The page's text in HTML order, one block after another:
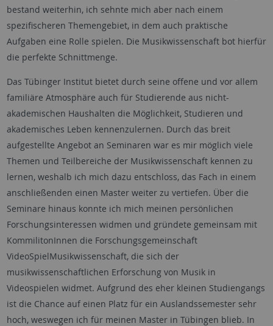
bestand weiterhin, ich sehnte mich aber nach einem
spezifischeren Themengebiet, in dem auch praktische
Aufgaben eine Rolle spielen. Die Musikwissenschaft bot hierfür
die perfekte Schnittmenge.
Das Tübinger Institut bietet durch seine offene und vor allem
familiäre Atmosphäre auch für Studierende aus nicht-
akademischen Haushalten die Möglichkeit, Studieren und
akademisches Leben kennenzulernen. Durch das breit
aufgestellte Angebot an Seminaren war es mir möglich viele
Themen und Teilbereiche der Musikwissenschaft kennen zu
lernen, weshalb ich mich dazu entschloss, das Fach in einem
anschließenden einen Master weiter zu vertiefen. Über die
Seminare hinaus konnte ich mich meinen persönlichen
Forschungsinteressen widmen und gründete gemeinsam mit
KommilitonInnen die Forschungsgemeinschaft
VideoSpielMusikwissenschaft, die sich der
musikwissenschaftlichen Erforschung von Musik in
Videospielen widmet. Aufgrund des eher kleinen Studiengangs
ist die Chance auf einen Platz für ein Auslandssemester sehr
hoch, weswegen ich für meinen Master in Tübingen blieb. In